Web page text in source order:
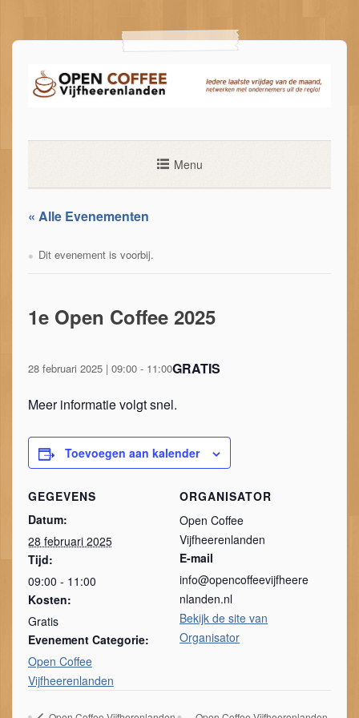
inhoud
Menu
« Alle Evenementen
Dit evenement is voorbij.
1e Open Coffee 2025
28 februari 2025 | 09:00- 11:00GRATIS
Meer informatie volgt snel.
Toevoegen aan kalender
GEGEVENS
Datum:
28 februari 2025
Tijd:
09:00 - 11:00
Kosten:
Gratis
Evenement Categorie:
Open Coffee
Vijfheerenlanden
ORGANISATOR
Open Coffee
Vijfheerenlanden
E-mail
info@opencoffeevijfheere
nlanden.nl
Bekijk de site van
Organisator